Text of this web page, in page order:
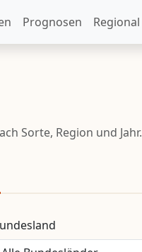
Prognosen Regional
Sorte, Region und Jahr.